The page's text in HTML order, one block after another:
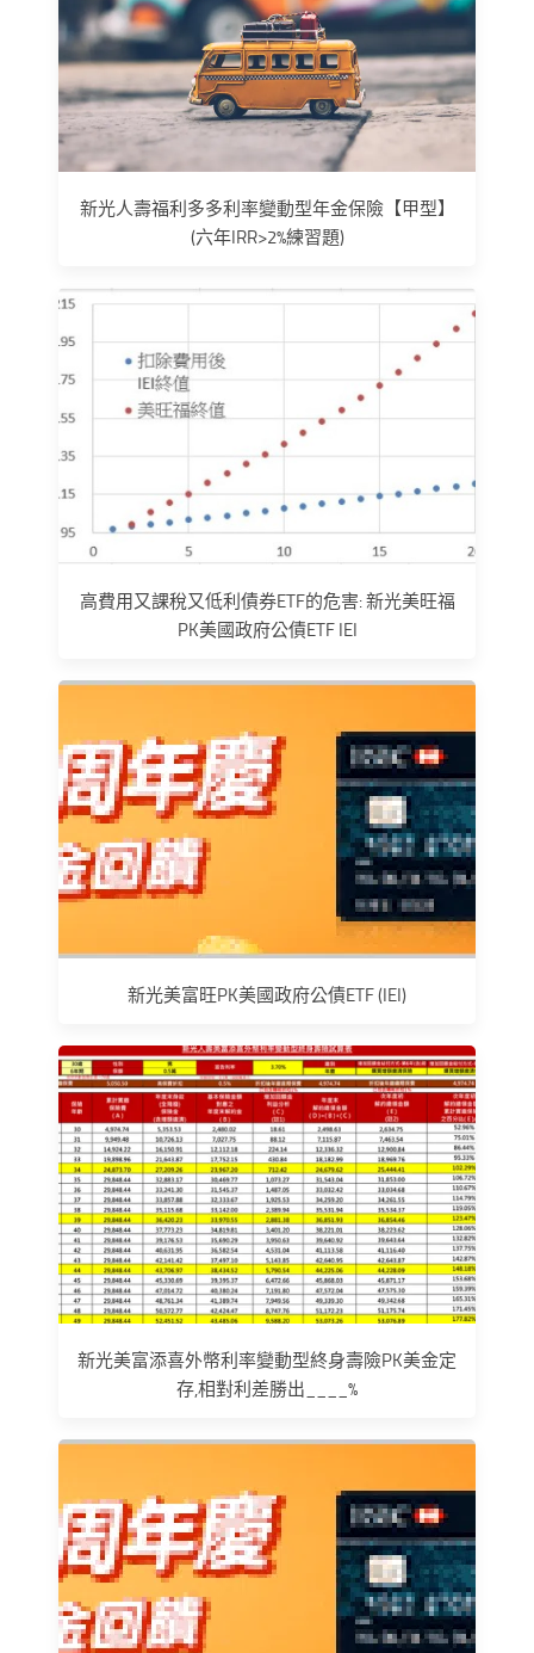
新光人壽福利多多利率變動型年金保險【甲型】
(六年IRR>2%練習題)
高費用又課稅又低利債券ETF的危害: 新光美旺福
PK美國政府公債ETF IEI
新光美富旺PK美國政府公債ETF (IEI)
新光美富添喜外幣利率變動型終身壽險PK美金定
存,相對利差勝出____%